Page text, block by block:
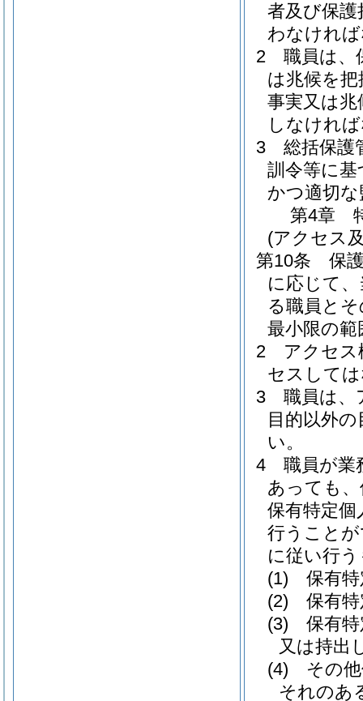
者及び保護
わなけれ
2
職員は、
は兆候を
事実又は
しなけれ
3
総括保護
訓令等に
かつ適切
第4章
(アクセス
第10条
保
に応じて
る職員と
最小限の
2
アクセス
セスして
3
職員は、
目的以外
い。
4
職員が業
あっても
保有特定
行うこと
に従い行
(1)
保有
(2)
保有
(3)
保有
又は持出
(4)
その
それのあ